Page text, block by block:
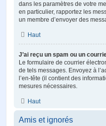
dans les paramètres de votre
en particulier, rapportez les
un membre d’envoyer des
Haut
J’ai reçu un spam ou un
Le formulaire de courrier
de tels messages. Envoyez à
l’en-tête (il contient des
mesures nécessaires.
Haut
Amis et ignorés